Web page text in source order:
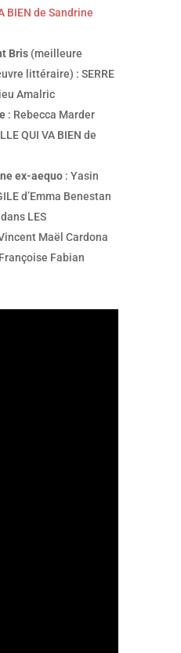
BIEN de Sandrine
Bris(meilleure
littéraire) : SERRE
Amalric
: Rebecca Marder
QUI VA BIEN de
ex-aequo : Yasin
d’Emma Benestan
LES
Maël Cardona
Fabian